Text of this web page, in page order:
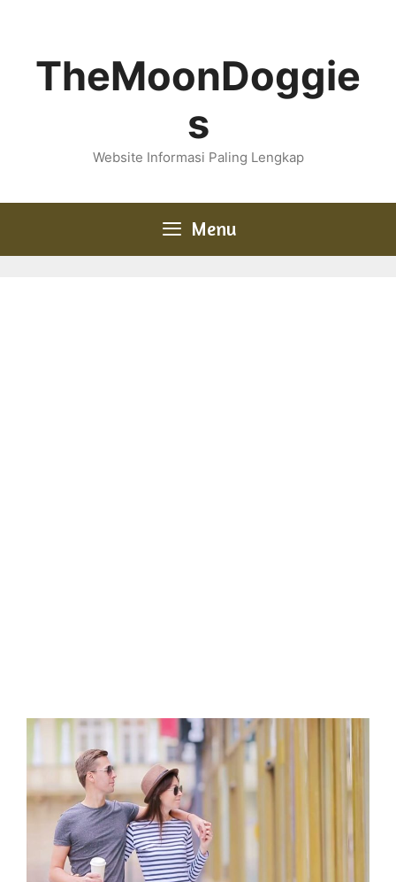
TheMoonDoggie
s
Website Informasi Paling Lengkap
Menu